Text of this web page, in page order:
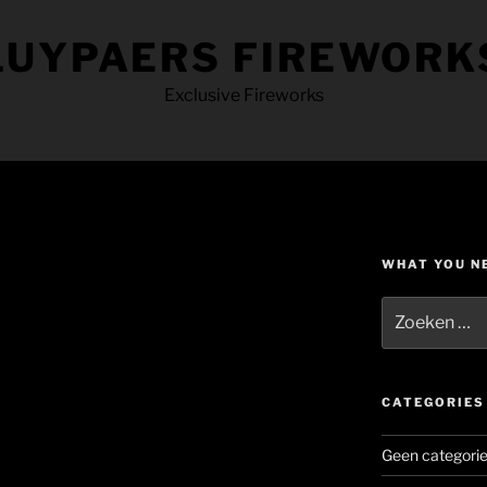
Exclusive Fireworks
WHAT YOU
naar:
CATEGORIES
Geen